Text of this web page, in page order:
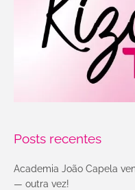
Posts recentes
Academia João Capela
— outra vez!